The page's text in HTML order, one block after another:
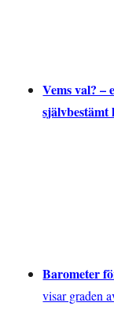
Vems val? –
självbestämt
Barometer
visar graden